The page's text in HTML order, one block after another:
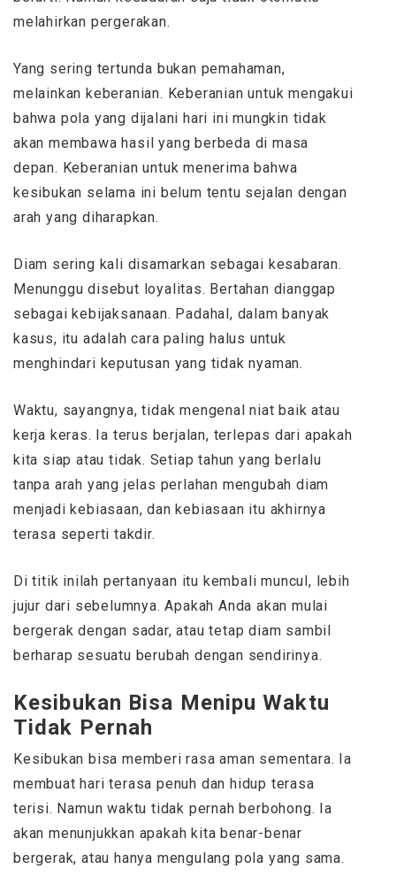
melahirkan pergerakan.
Yang sering tertunda bukan pemahaman,
melainkan keberanian. Keberanian untuk mengakui
bahwa pola yang dijalani hari ini mungkin tidak
akan membawa hasil yang berbeda di masa
depan. Keberanian untuk menerima bahwa
kesibukan selama ini belum tentu sejalan dengan
arah yang diharapkan.
Diam sering kali disamarkan sebagai kesabaran.
Menunggu disebut loyalitas. Bertahan dianggap
sebagai kebijaksanaan. Padahal, dalam banyak
kasus, itu adalah cara paling halus untuk
menghindari keputusan yang tidak nyaman.
Waktu, sayangnya, tidak mengenal niat baik atau
kerja keras. Ia terus berjalan, terlepas dari apakah
kita siap atau tidak. Setiap tahun yang berlalu
tanpa arah yang jelas perlahan mengubah diam
menjadi kebiasaan, dan kebiasaan itu akhirnya
terasa seperti takdir.
Di titik inilah pertanyaan itu kembali muncul, lebih
jujur dari sebelumnya. Apakah Anda akan mulai
bergerak dengan sadar, atau tetap diam sambil
berharap sesuatu berubah dengan sendirinya.
Kesibukan Bisa Menipu Waktu
Tidak Pernah
Kesibukan bisa memberi rasa aman sementara. Ia
membuat hari terasa penuh dan hidup terasa
terisi. Namun waktu tidak pernah berbohong. Ia
akan menunjukkan apakah kita benar-benar
bergerak, atau hanya mengulang pola yang sama.